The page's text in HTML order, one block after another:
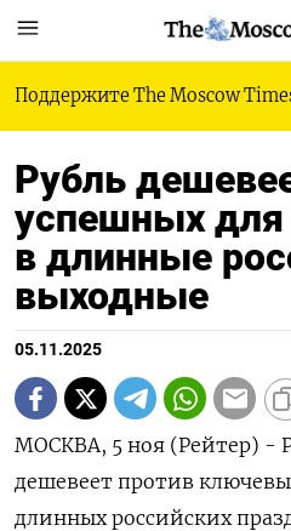
Поддержите The Moscow
Рубль
успешных для
в длинные
выходные
05.11.2025
МОСКВА, 5 ноя (Рейтер) -
дешевеет против
длинных российских